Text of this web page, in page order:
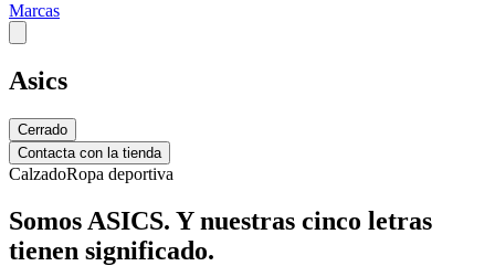
Marcas
Asics
Cerrado
Contacta con la tienda
CalzadoRopa deportiva
Somos ASICS. Y nuestras cinco letras
tienen significado.